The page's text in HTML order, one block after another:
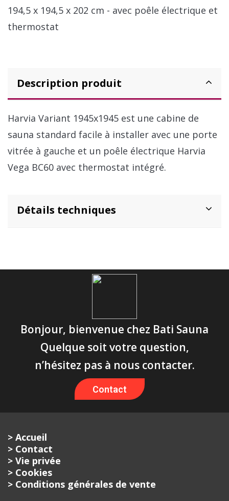
194,5 x 194,5 x 202 cm - avec poêle électrique et
thermostat
Description produit
Harvia Variant 1945x1945 est une cabine de
sauna standard facile à installer avec une porte
vitrée à gauche et un poêle électrique Harvia
Vega BC60 avec thermostat intégré.
Détails techniques
Bonjour, bienvenue chez Bati Sauna
Quelque soit votre question,
n’hésitez pas à nous contacter.
Contact
> Accueil
> Contact
> Vie privée
> Cookies
> Conditions générales de vente